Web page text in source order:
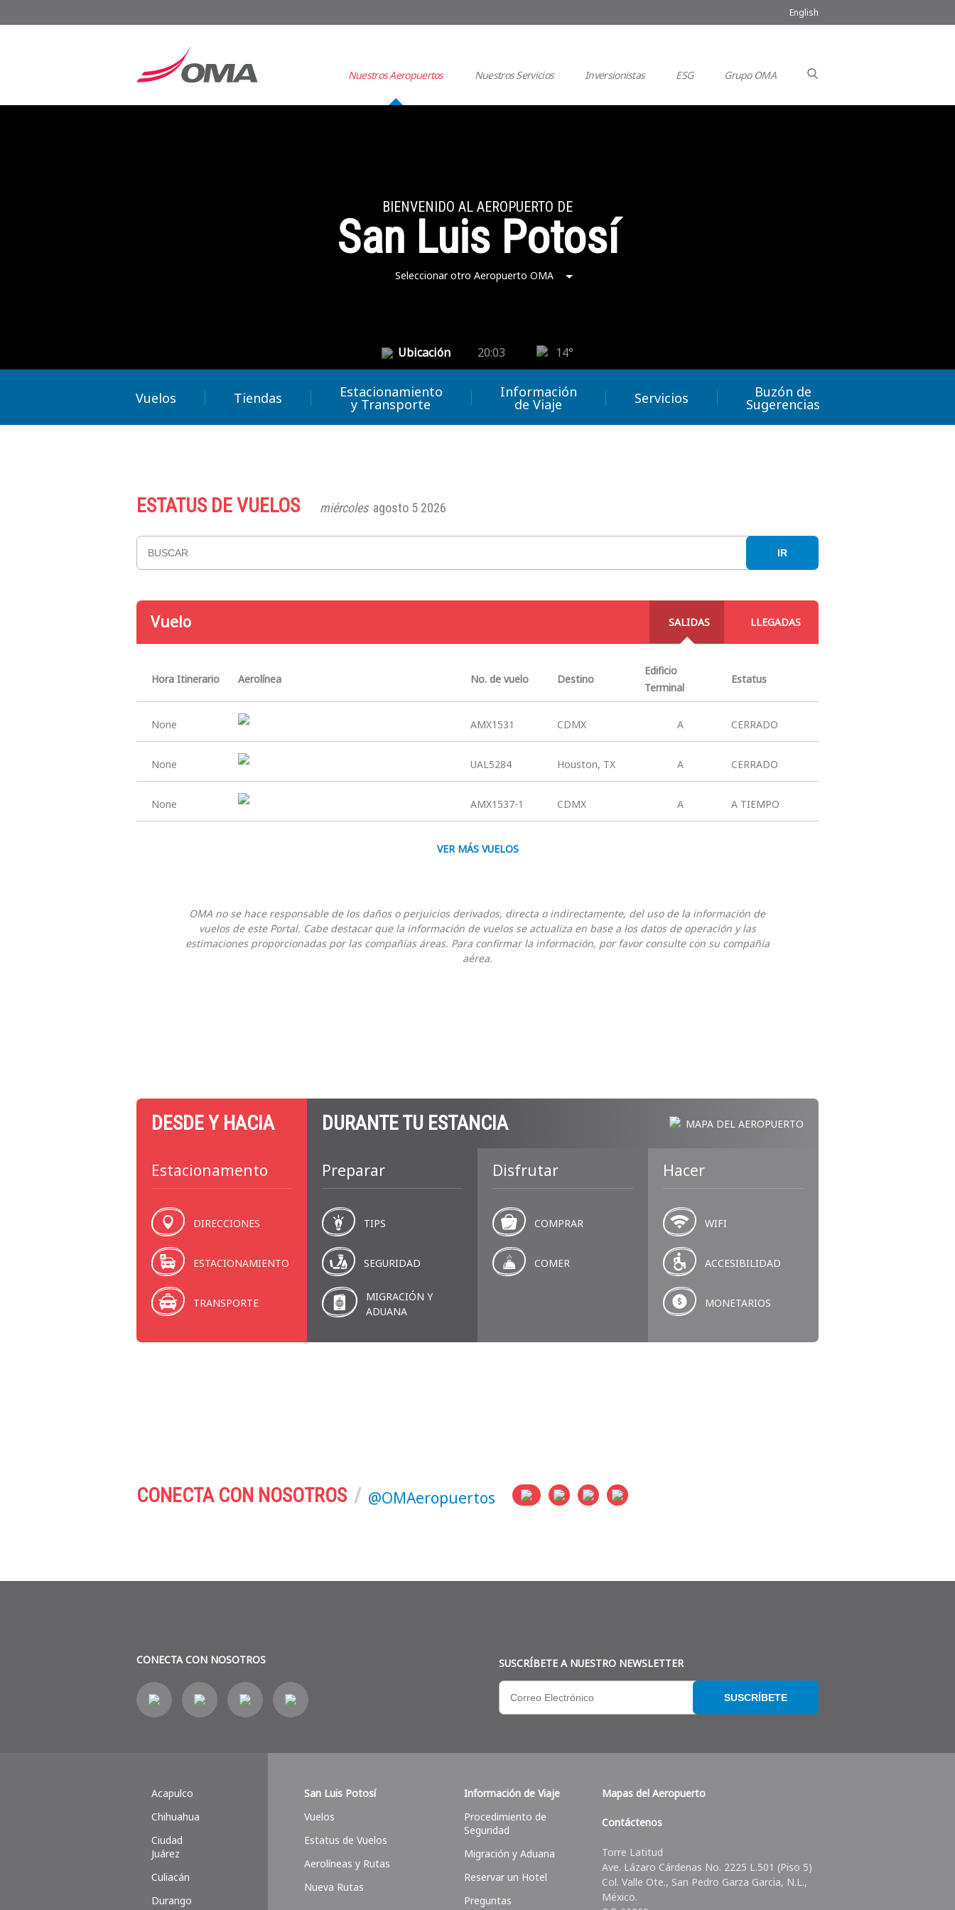
English
Nuestros Aeropuertos Nuestros Servicios Inversionistas ESG Grupo OMA
BIENVENIDO AL AEROPUERTO DE
San Luis Potosí
Seleccionar otro Aeropuerto OMA
Ubicación 20:03 14°
Vuelos Tiendas Estacionamiento
y Transporte
Información
de Viaje Servicios Buzón de
Sugerencias
ESTATUS DE VUELOS miércoles agosto 5 2026
IR
Vuelo SALIDAS LLEGADAS
Hora Itinerario Aerolínea No. de vuelo Destino
Edificio
Terminal
Estatus
None AMX1531 CDMX A CERRADO
None UAL5284 Houston, TX A CERRADO
None AMX1537-1 CDMX A A TIEMPO
VER MÁS VUELOS
OMA no se hace responsable de los daños o perjuicios derivados, directa o indirectamente, del uso de la información de
vuelos de este Portal. Cabe destacar que la información de vuelos se actualiza en base a los datos de operación y las
estimaciones proporcionadas por las compañías áreas. Para confirmar la información, por favor consulte con su compañía
aérea.
DESDE Y HACIA DURANTE TU ESTANCIA MAPA DEL AEROPUERTO
Estacionamento
DIRECCIONES
ESTACIONAMIENTO
TRANSPORTE
Preparar
TIPS
SEGURIDAD
MIGRACIÓN Y
ADUANA
Disfrutar
COMPRAR
COMER
Hacer
WIFI
ACCESIBILIDAD
MONETARIOS
CONECTA CON NOSOTROS @OMAeropuertos
CONECTA CON NOSOTROS SUSCRÍBETE A NUESTRO NEWSLETTER
SUSCRÍBETE
Acapulco
Chihuahua
Ciudad
Juárez
Culiacán
Durango
San Luis Potosí
Vuelos
Estatus de Vuelos
Aerolíneas y Rutas
Nueva Rutas
Información de Viaje
Procedimiento de
Seguridad
Migración y Aduana
Reservar un Hotel
Preguntas
Mapas del Aeropuerto
Contáctenos
Torre Latitud
Ave. Lázaro Cárdenas No. 2225 L.501 (Piso 5)
Col. Valle Ote., San Pedro Garza Garcia, N.L.,
México.